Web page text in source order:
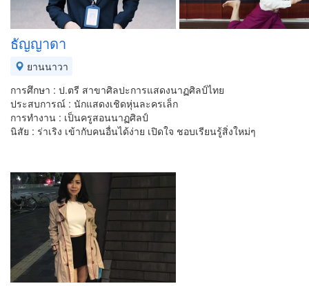
ธัญญาดา
ยานนาวา
การศึกษา : ป.ตรี สาขาศิลปะการแสดงนาฏศิลป์ไทย
ประสบการณ์ : นักแสดงเชิดหุ่นละครเล็ก
การทำงาน : เป็นครูสอนนาฏศิลป์
นิสัย : ร่าเริง เข้ากับคนอื่นได้ง่าย เปิดใจ ชอบเรียนรู้สิ่งใหม่ๆ